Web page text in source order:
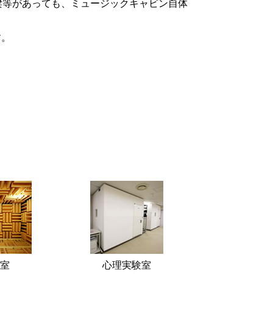
があっても、ミュージックキャビン自体
心理実験室